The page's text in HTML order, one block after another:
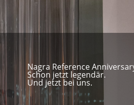
Nagra Reference
Schon jetzt legendär.
Und jetzt bei uns.